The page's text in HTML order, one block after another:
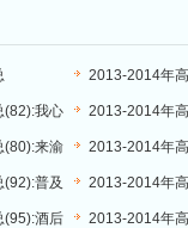
2013-2014年
活动
(82):我心
2013-2014年
(81):Working
(80):来渝
2013-2014年
使用手机
普及
2013-2014年
Meal of the
(95):酒后
2013-2014年